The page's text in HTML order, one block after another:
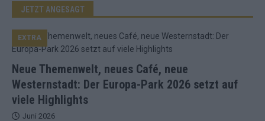
JETZT ANGESAGT
Neue Themenwelt, neues Café, neue
Westernstadt: Der Europa-Park 2026 setzt auf
viele Highlights
EXTRA
Juni 2026